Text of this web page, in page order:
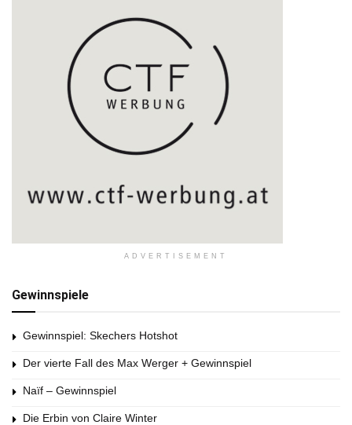
ADVERTISEMENT
Gewinnspiele
Gewinnspiel: Skechers Hotshot
Der vierte Fall des Max Werger + Gewinnspiel
Naïf – Gewinnspiel
Die Erbin von Claire Winter